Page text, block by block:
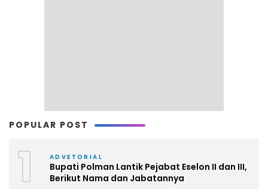
POPULAR POST
1 ADVETORIAL
Bupati Polman Lantik Pejabat Eselon II dan III,
Berikut Nama dan Jabatannya